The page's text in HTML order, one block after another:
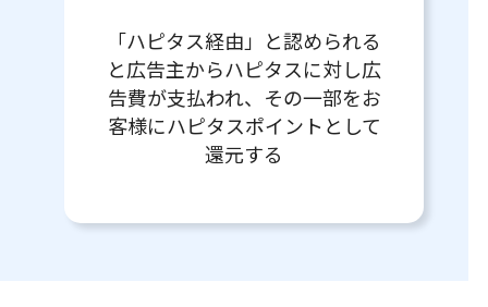
「ハピタス経由」と認められる
と広告主からハピタスに対し広
告費が支払われ、その一部をお
客様にハピタスポイントとして
還元する